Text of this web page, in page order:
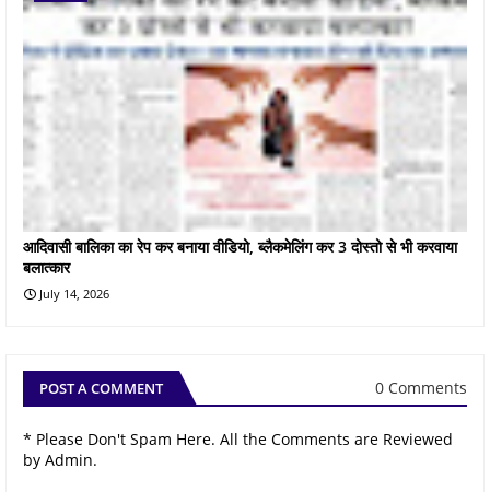
आदिवासी बालिका का रेप कर बनाया वीडियो, ब्लैकमेलिंग कर 3 दोस्तो से भी करवाया
बलात्कार
July 14, 2026
POST A COMMENT 0 Comments
* Please Don't Spam Here. All the Comments are Reviewed
by Admin.